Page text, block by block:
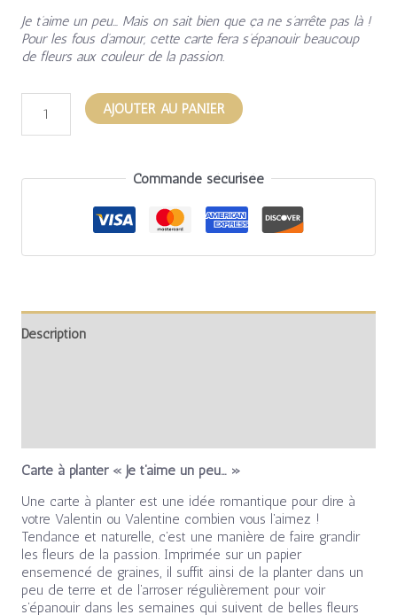
Je t’aime un peu… Mais on sait bien que ça ne s’arrête pas là !
Pour les fous d’amour, cette carte fera s’épanouir beaucoup
de fleurs aux couleur de la passion.
AJOUTER AU PANIER
Commande sécurisée
Description
Carte à planter « Je t’aime un peu… »
Une carte à planter est une idée romantique pour dire à
votre Valentin ou Valentine combien vous l’aimez !
Tendance et naturelle, c’est une manière de faire grandir
les fleurs de la passion. Imprimée sur un papier
ensemencé de graines, il suffit ainsi de la planter dans un
peu de terre et de l’arroser régulièrement pour voir
s’épanouir dans les semaines qui suivent de belles fleurs